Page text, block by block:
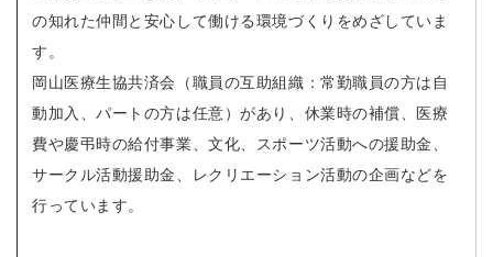
の知れた仲間と安心して働ける環境づくりをめざしていま
す。
岡山医療生協共済会（職員の互助組織：常勤職員の方は自
動加入、パートの方は任意）があり、休業時の補償、医療
費や慶弔時の給付事業、文化、スポーツ活動への援助金、
サークル活動援助金、レクリエーション活動の企画などを
行っています。